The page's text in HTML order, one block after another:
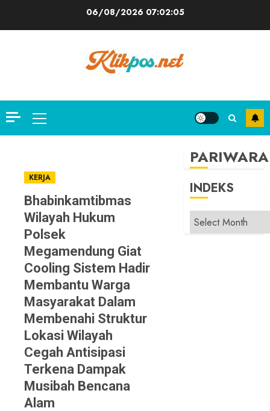
06/08/2026 07:02:06
Primary
Menu
KERJA
Bhabinkamtibmas
Wilayah Hukum
Polsek
Megamendung Giat
Cooling Sistem Hadir
Membantu Warga
Masyarakat Dalam
Membenahi Struktur
Lokasi Wilayah
Cegah Antisipasi
Terkena Dampak
Musibah Bencana
Alam
PARIWARA
INDEKS
INDEKS